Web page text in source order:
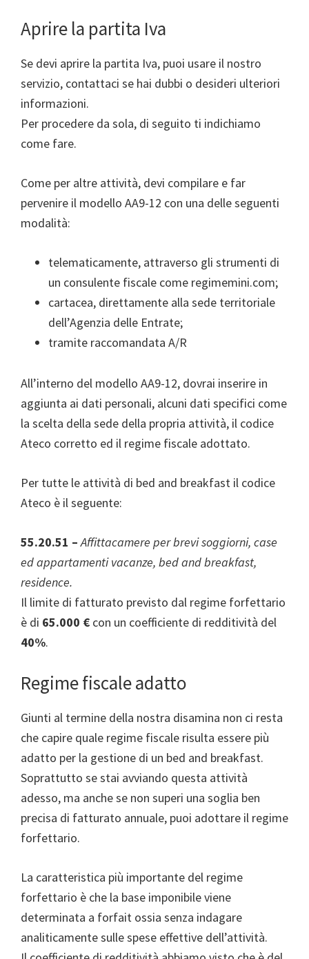
Aprire la partita Iva
Se devi aprire la partita Iva, puoi usare il nostro
servizio, contattaci se hai dubbi o desideri ulteriori
informazioni.
Per procedere da sola, di seguito ti indichiamo
come fare.
Come per altre attività, devi compilare e far
pervenire il modello AA9-12 con una delle seguenti
modalità:
telematicamente, attraverso gli strumenti di
un consulente fiscale come regimemini.com;
cartacea, direttamente alla sede territoriale
dell’Agenzia delle Entrate;
tramite raccomandata A/R
All’interno del modello AA9-12, dovrai inserire in
aggiunta ai dati personali, alcuni dati specifici come
la scelta della sede della propria attività, il codice
Ateco corretto ed il regime fiscale adottato.
Per tutte le attività di bed and breakfast il codice
Ateco è il seguente:
55.20.51 – Affittacamere per brevi soggiorni, case
ed appartamenti vacanze, bed and breakfast,
residence.
Il limite di fatturato previsto dal regime forfettario
è di 65.000 € con un coefficiente di redditività del
40%.
Regime fiscale adatto
Giunti al termine della nostra disamina non ci resta
che capire quale regime fiscale risulta essere più
adatto per la gestione di un bed and breakfast.
Soprattutto se stai avviando questa attività
adesso, ma anche se non superi una soglia ben
precisa di fatturato annuale, puoi adottare il regime
forfettario.
La caratteristica più importante del regime
forfettario è che la base imponibile viene
determinata a forfait ossia senza indagare
analiticamente sulle spese effettive dell’attività.